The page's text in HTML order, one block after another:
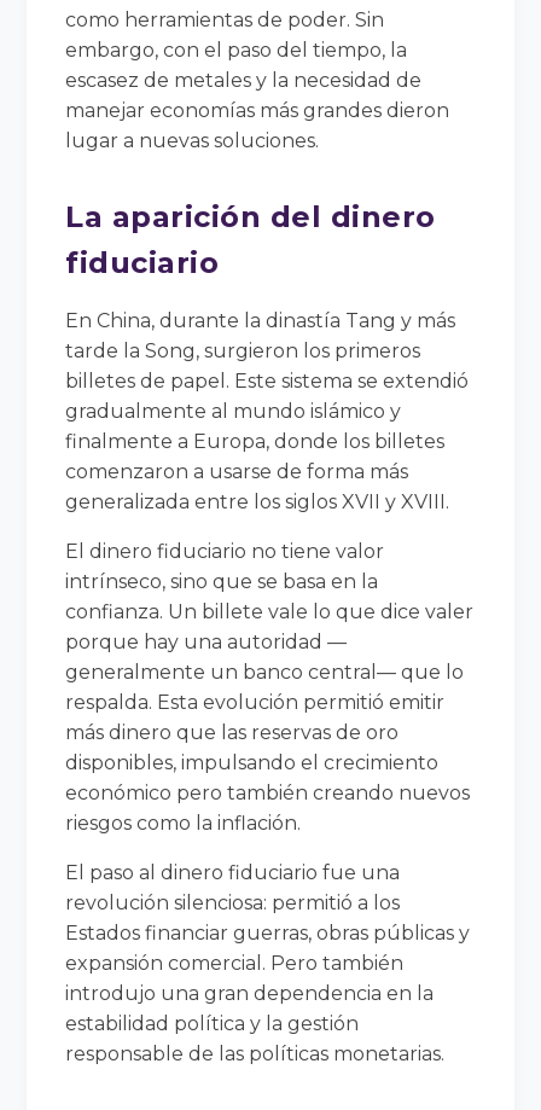
como herramientas de poder. Sin
embargo, con el paso del tiempo, la
escasez de metales y la necesidad de
manejar economías más grandes dieron
lugar a nuevas soluciones.
La aparición del dinero
fiduciario
En China, durante la dinastía Tang y más
tarde la Song, surgieron los primeros
billetes de papel. Este sistema se extendió
gradualmente al mundo islámico y
finalmente a Europa, donde los billetes
comenzaron a usarse de forma más
generalizada entre los siglos XVII y XVIII.
El dinero fiduciario no tiene valor
intrínseco, sino que se basa en la
confianza. Un billete vale lo que dice valer
porque hay una autoridad —
generalmente un banco central— que lo
respalda. Esta evolución permitió emitir
más dinero que las reservas de oro
disponibles, impulsando el crecimiento
económico pero también creando nuevos
riesgos como la inflación.
El paso al dinero fiduciario fue una
revolución silenciosa: permitió a los
Estados financiar guerras, obras públicas y
expansión comercial. Pero también
introdujo una gran dependencia en la
estabilidad política y la gestión
responsable de las políticas monetarias.